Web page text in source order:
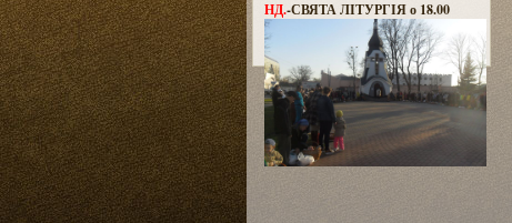
НД.-СВЯТА ЛІТУРГІЯ о 18.00